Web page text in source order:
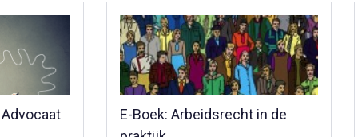
E-Boek: Arbeidsrecht in de